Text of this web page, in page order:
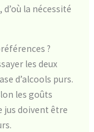
la nécessité
?
les deux
d’alcools purs.
les goûts
jus doivent être